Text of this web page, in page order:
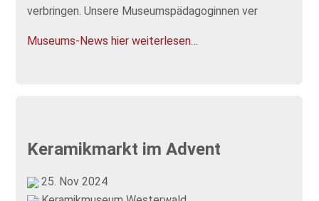
verbringen. Unsere Museumspädagoginnen ver
Museums-News hier weiterlesen…
Keramikmarkt im Advent
25. Nov 2024